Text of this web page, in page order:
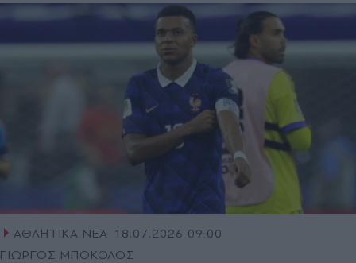
ΑΘΛΗΤΙΚΑ ΝΕΑ 18.07.2026 09:00
ΓΙΩΡΓΟΣ ΜΠΟΚΟΛΟΣ